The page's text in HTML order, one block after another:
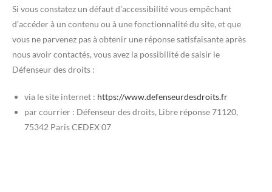
Si vous constatez un défaut d’accessibilité vous empêchant
d’accéder à un contenu ou à une fonctionnalité du site, et que
vous ne parvenez pas à obtenir une réponse satisfaisante après
nous avoir contactés, vous avez la possibilité de saisir le
Défenseur des droits :
via le site internet : https://www.defenseurdesdroits.fr
par courrier : Défenseur des droits, Libre réponse 71120,
75342 Paris CEDEX 07